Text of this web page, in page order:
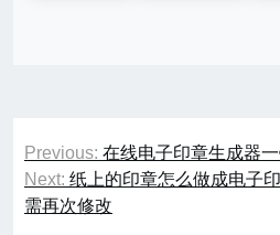
文
章
导
Previous: 在线电子印章生成器
Next: 纸上的印章怎么做成电子
需再次修改